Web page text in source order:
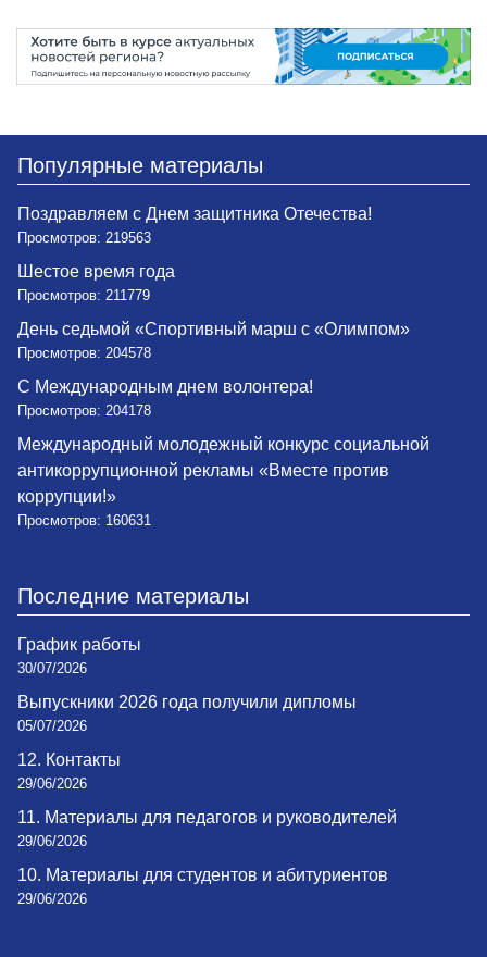
Популярные материалы
Поздравляем с Днем защитника Отечества!
Просмотров: 219563
Шестое время года
Просмотров: 211779
День седьмой «Спортивный марш с «Олимпом»
Просмотров: 204578
С Международным днем волонтера!
Просмотров: 204178
Международный молодежный конкурс социальной
антикоррупционной рекламы «Вместе против
коррупции!»
Просмотров: 160631
Последние материалы
График работы
30/07/2026
Выпускники 2026 года получили дипломы
05/07/2026
12. Контакты
29/06/2026
11. Материалы для педагогов и руководителей
29/06/2026
10. Материалы для студентов и абитуриентов
29/06/2026